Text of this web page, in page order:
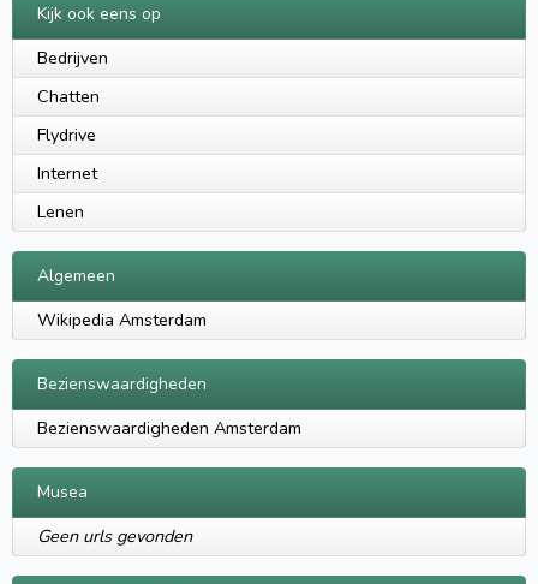
Kijk ook eens op
Bedrijven
Chatten
Flydrive
Internet
Lenen
Algemeen
Wikipedia Amsterdam
Bezienswaardigheden
Bezienswaardigheden Amsterdam
Musea
Geen urls gevonden